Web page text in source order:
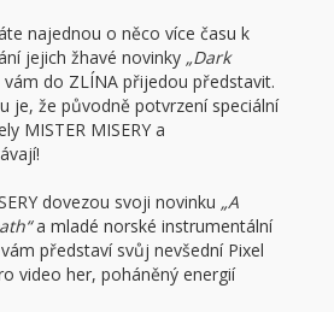
najednou o něco více času k
jejich žhavé novinky „Dark
do ZLÍNA přijedou představit.
je, že původně potvrzení speciální
MISTER MISERY a
dovezou svoji novinku „A
a mladé norské instrumentální
představí svůj nevšední Pixel
video her, poháněný energií